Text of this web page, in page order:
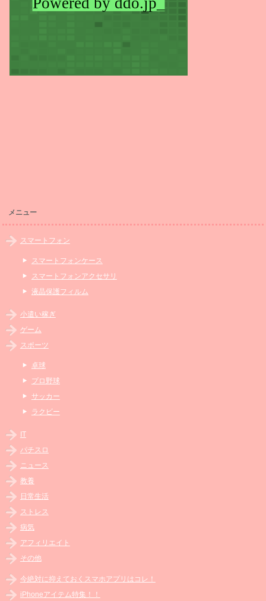
メニュー
スマートフォン
スマートフォンケース
スマートフォンアクセサリ
液晶保護フィルム
小遣い稼ぎ
ゲーム
スポーツ
卓球
プロ野球
サッカー
ラクビー
IT
パチスロ
ニュース
教養
日常生活
ストレス
病気
アフィリエイト
その他
今絶対に抑えておくスマホアプリはコレ！
iPhoneアイテム特集！！